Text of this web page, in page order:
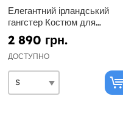
Елегантний ірландський
гангстер Костюм для
чоловіків в Сірому
2 890 грн.
ДОСТУПНО